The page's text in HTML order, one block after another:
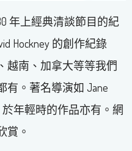
年上經典清談節目的紀
Hockney 的創作紀錄
越南、加拿大等等我們
有。著名導演如 Jane
於年輕時的作品亦有。網
賞。